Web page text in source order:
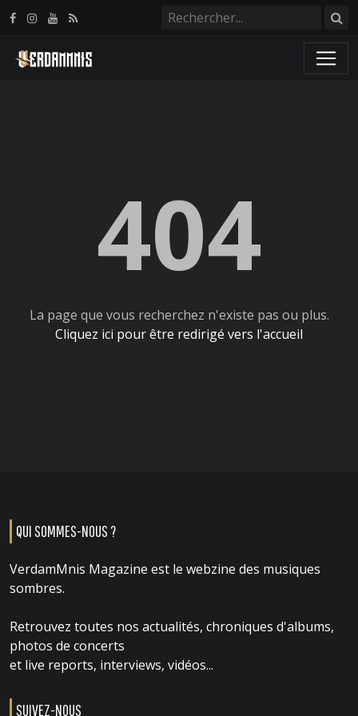
404
La page que vous recherchez n'existe pas ou plus.
Cliquez ici pour être redirigé vers l'accueil
QUI SOMMES-NOUS ?
VerdamMnis Magazine est le webzine des musiques
sombres.
Retrouvez toutes nos actualités, chroniques d'albums,
photos de concerts
et live reports, interviews, vidéos...
SUIVEZ-NOUS
Panneau de gestion des cookies